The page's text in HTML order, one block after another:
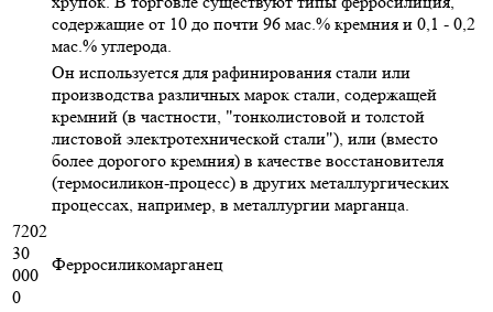
содержащие от 10 до почти 96 мас.% кремния и 0,1 - 0,2
мас.% углерода.
Он используется для рафинирования стали или
производства различных марок стали, содержащей
кремний (в частности, "тонколистовой и толстой
листовой электротехнической стали"), или (вместо
более дорогого кремния) в качестве восстановителя
(термосиликон-процесс) в других металлургических
процессах, например, в металлургии марганца.
7202
30
000
0
Ферросиликомарганец